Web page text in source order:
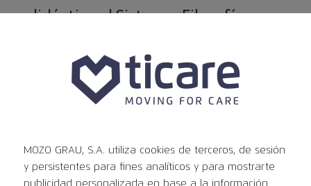
didáctica el Sistema-Filosofía
conceptual basada en la
naturaleza y dirigida por sencillos
protocolos que facilitan el
diagnóstico y las aplicaciones
MOZO GRAU, S.A. utiliza cookies de terceros, de sesión
y persistentes para fines analíticos y para mostrarte
publicidad personalizada en base a la información